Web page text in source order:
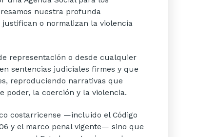
nuestra profunda
o normalizan la violencia
representación o desde cualquier
sentencias judiciales firmes y que
reproduciendo narrativas que
poder, la coerción y la violencia.
costarricense —incluido el Código
y el marco penal vigente— sino que